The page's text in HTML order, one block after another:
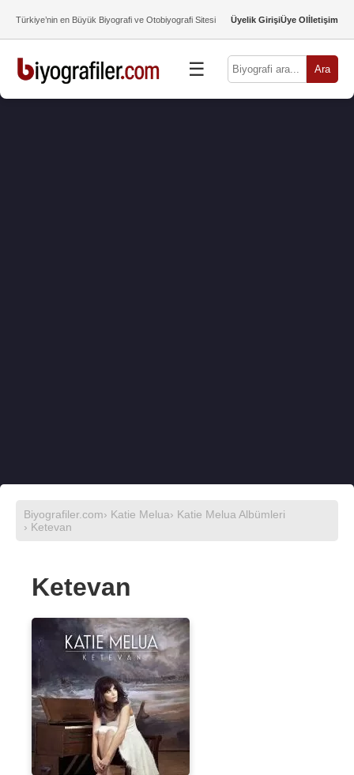
Türkiye’nin en Büyük Biyografi ve Otobiyografi Sitesi Üyelik GirişiÜye Olİletişim
☰ Ara
Biyografiler.com› Katie Melua› Katie Melua Albümleri
› Ketevan
Ketevan